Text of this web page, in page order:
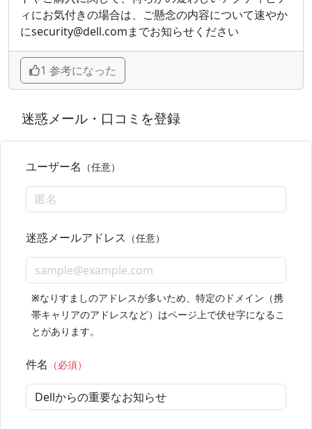
ィにお気付きの場合は、ご懸念の内容について速やか
にsecurity@dell.comまでお知らせください
1 参考になった
迷惑メール・口コミを登録
ユーザー名 （任意）
迷惑メールアドレス （任意）
※なりすましのアドレスが多いため、特定のドメイン（携
帯キャリアのアドレスなど）はページ上で伏せ字になるこ
とがあります。
件名 （必須）